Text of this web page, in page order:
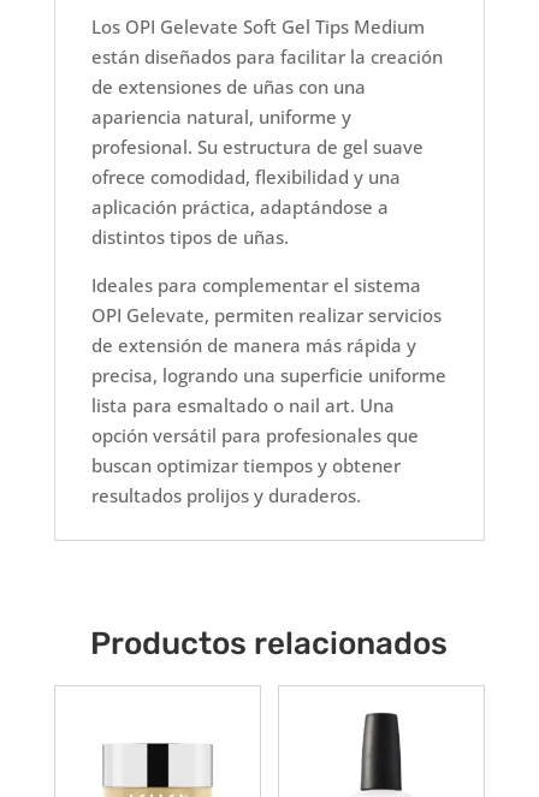
Los OPI Gelevate Soft Gel Tips Medium
están diseñados para facilitar la creación
de extensiones de uñas con una
apariencia natural, uniforme y
profesional. Su estructura de gel suave
ofrece comodidad, flexibilidad y una
aplicación práctica, adaptándose a
distintos tipos de uñas.
Ideales para complementar el sistema
OPI Gelevate, permiten realizar servicios
de extensión de manera más rápida y
precisa, logrando una superficie uniforme
lista para esmaltado o nail art. Una
opción versátil para profesionales que
buscan optimizar tiempos y obtener
resultados prolijos y duraderos.
Productos relacionados